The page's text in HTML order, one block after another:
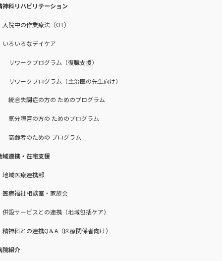
神科リハビリテーション
入院中の作業療法（OT）
いろいろなデイケア
リワークプログラム（復職支援）
リワークプログラム（主治医の先生向け）
統合失調症の方の ためのプログラム
気分障害の方の ためのプログラム
高齢者のための プログラム
域連携・在宅支援
地域医療連携部
医療福祉相談室・家族会
併設サービスとの連携（地域包括ケア）
精神科との連携Q＆A（医療関係者向け）
院紹介